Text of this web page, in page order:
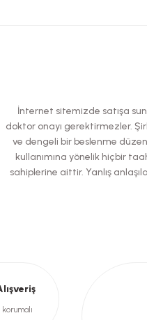
görüntülenemiyor.
bulunuyor.
pahalı.
İnternet sitemizde satışa
doktor onayı gerektirmezler.
ve dengeli bir beslenme
kullanımına yönelik hiçbir
sahiplerine aittir. Yanlış